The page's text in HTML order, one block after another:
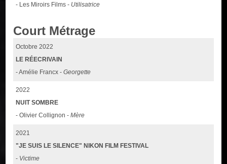
- Les Miroirs Films - Utilisatrice
Court Métrage
Octobre 2022
LE RÉECRIVAIN
- Amélie Francx -Georgette
2022
NUIT SOMBRE
- Olivier Collignon -Mère
2021
"JE SUIS LE SILENCE" NIKON FILM FESTIVAL
- Victime